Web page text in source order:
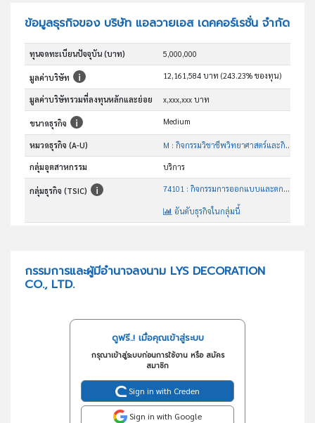
ข้อมูลธุรกิจของ บริษัท แอลวายเอส เดคคอร์เรชั่น จำกัด
ทุนจดทะเบียนปัจจุบัน (บาท) 5,000,000
มูลค่าบริษัท 12,161,584 บาท (243.23% ของทุน)
มูลค่าบริษัทรวมที่ลงทุนหลักและย่อย x,xxx,xxx บาท
ขนาดธุรกิจ Medium
หมวดธุรกิจ (A-U) M : กิจกรรมวิชาชีพวิทยาศาสตร์และกิจกรรมทาง วิชาการ
กลุ่มอุตสาหกรรม บริการ
กลุ่มธุรกิจ (TSIC) 74101 : กิจกรรมการออกแบบและตกแต่งภายใน
อันดับธุรกิจในกลุ่มนี้
กรรมการและผู้มีอำนาจลงนาม LYS DECORATION
CO., LTD.
ดูฟรี..! เมื่อคุณเข้าสู่ระบบ
กรุณาเข้าสู่ระบบก่อนการใช้งาน หรือ สมัคร
สมาชิก
Sign in with Creden
Sign in with Google